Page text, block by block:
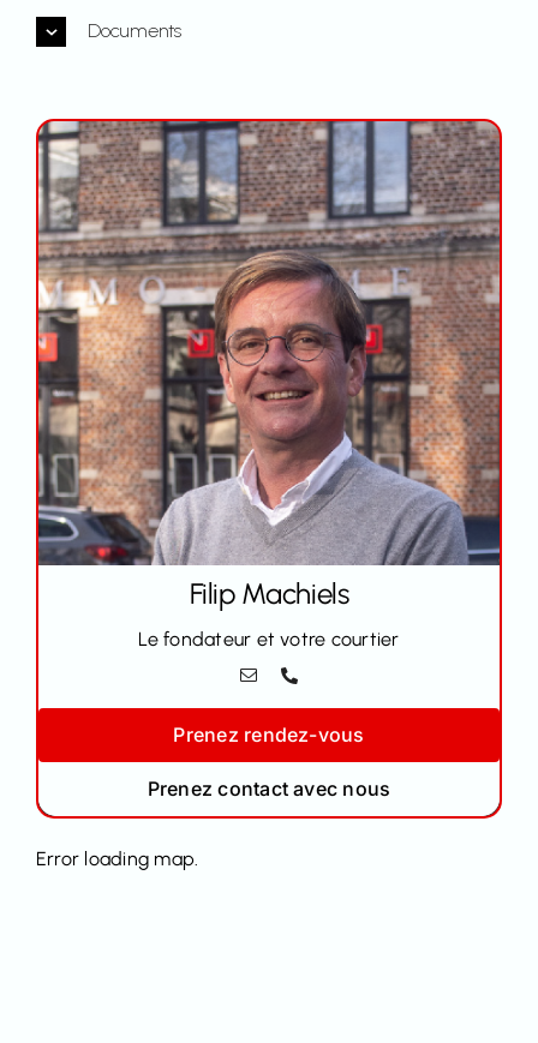
Documents
Filip Machiels
Le fondateur et votre courtier
Prenez rendez-vous
Prenez contact avec nous
Error loading map.